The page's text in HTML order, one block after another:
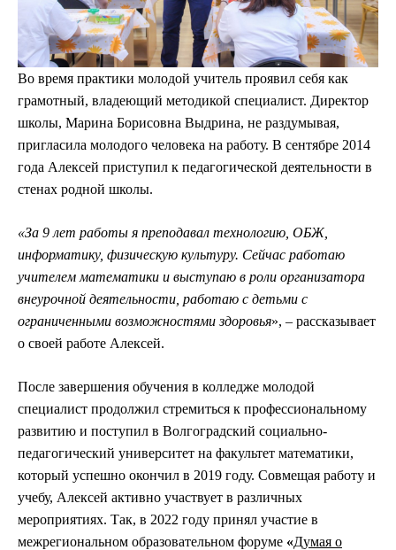
Во время практики молодой учитель проявил себя как
грамотный, владеющий методикой специалист. Директор
школы, Марина Борисовна Выдрина, не раздумывая,
пригласила молодого человека на работу. В сентябре 2014
года Алексей приступил к педагогической деятельности в
стенах родной школы.
«За 9 лет работы я преподавал технологию, ОБЖ,
информатику, физическую культуру. Сейчас работаю
учителем математики и выступаю в роли организатора
внеурочной деятельности, работаю с детьми с
ограниченными возможностями здоровья», –­ рассказывает
о своей работе Алексей.
После завершения обучения в колледже молодой
специалист продолжил стремиться к профессиональному
развитию и поступил в Волгоградский социально-
педагогический университет на факультет математики,
который успешно окончил в 2019 году. Совмещая работу и
учебу, Алексей активно участвует в различных
мероприятиях. Так, в 2022 году принял участие в
межрегиональном образовательном форуме «Думая о